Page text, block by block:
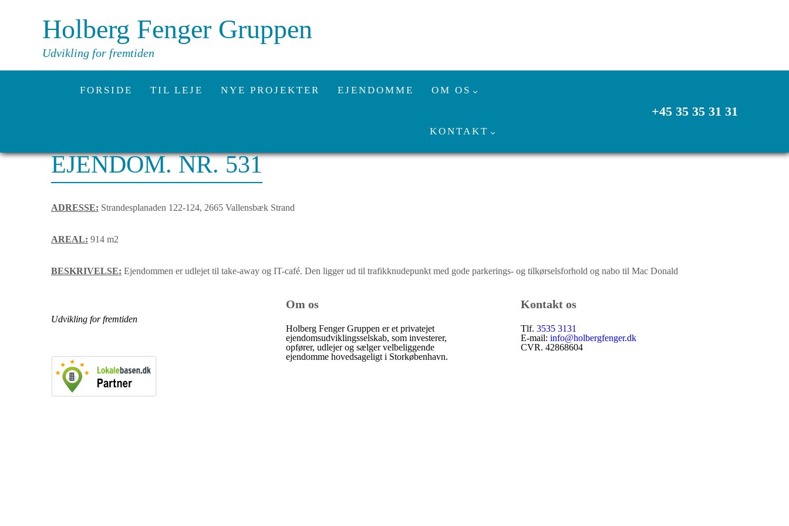
Holberg Fenger Gruppen
Udvikling for fremtiden
FORSIDE TIL LEJE NYE PROJEKTER EJENDOMME OM OS
KONTAKT
+45 35 35 31 31
EJENDOM. NR. 531
ADRESSE: Strandesplanaden 122-124, 2665 Vallensbæk Strand
AREAL: 914 m2
BESKRIVELSE: Ejendommen er udlejet til take-away og IT-café. Den ligger ud til trafikknudepunkt med gode parkerings- og tilkørselsforhold og nabo til Mac Donald
Udvikling for fremtiden
Om os
Holberg Fenger Gruppen er et privatejet
ejendomsudviklingsselskab, som investerer,
opfører, udlejer og sælger velbeliggende
ejendomme hovedsageligt i Storkøbenhavn.
Kontakt os
Tlf. 3535 3131
E-mail: info@holbergfenger.dk
CVR. 42868604